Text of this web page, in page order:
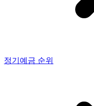
정기예금 순위